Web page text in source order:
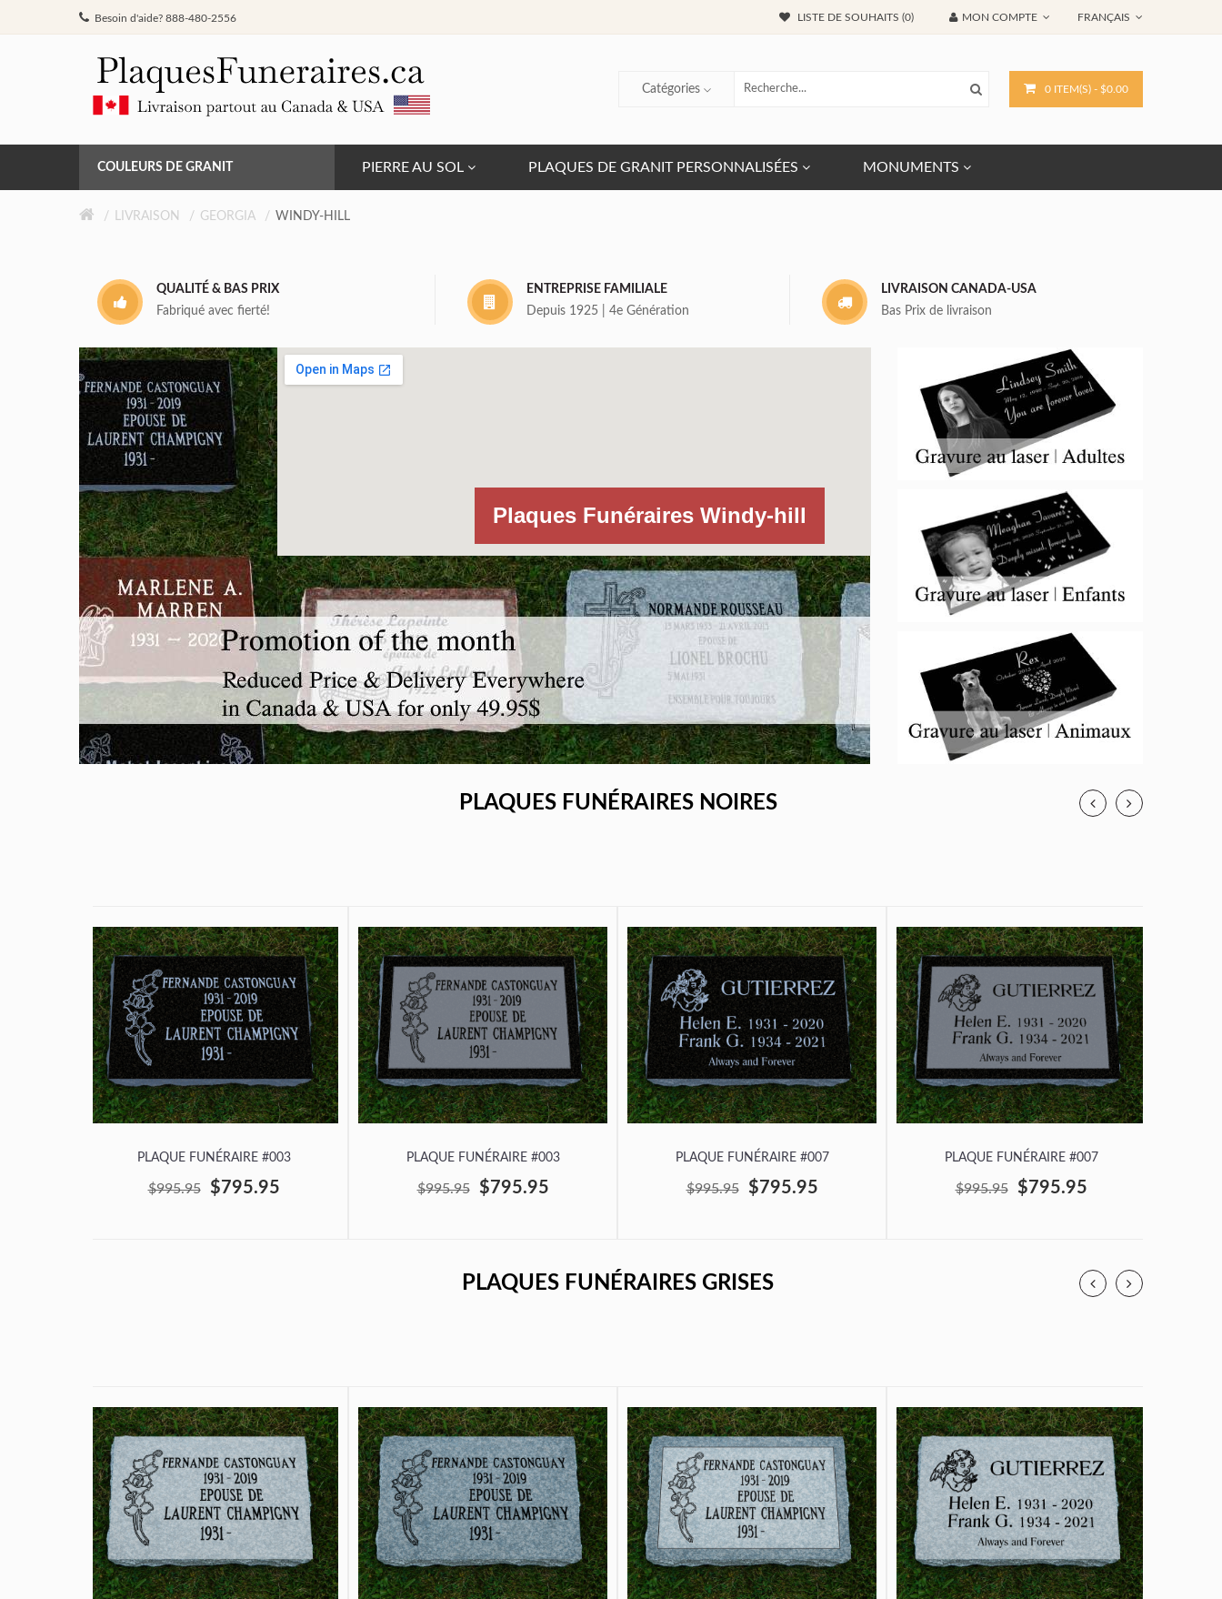
Besoin d'aide? 888-480-2556 FRANÇAIS
LISTE DE SOUHAITS (0) MON COMPTE
0 ITEM(S) - $0.00
Catégories
PIERRE AU SOL PLAQUES DE GRANIT PERSONNALISÉES MONUMENTS
COULEURS DE GRANIT
GRIS DE BARRÉ FERRÉ
ROSE MONTAGNE
ROUGE INDIEN
LIVRAISON GEORGIA WINDY-HILL
QUALITÉ & BAS PRIX
Fabriqué avec fierté!
ENTREPRISE FAMILIALE
Depuis 1925 | 4e Génération
LIVRAISON CANADA-USA
Bas Prix de livraison
Plaques Funéraires Windy-hill
PLAQUES FUNÉRAIRES NOIRES
PLAQUE FUNÉRAIRE #003
$995.95 $795.95
PLAQUE FUNÉRAIRE #003
$995.95 $795.95
PLAQUE FUNÉRAIRE #007
$995.95 $795.95
PLAQUE FUNÉRAIRE #007
$995.95 $795.95
PLAQUES FUNÉRAIRES GRISES